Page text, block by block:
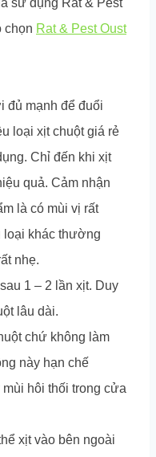
chọn Rat & Pest Oust
đủ mạnh để đuổi
loại xịt chuột giá rẻ
Chỉ đến khi xịt
quả. Cảm nhận
là có mùi vị rất
loại khác thường
nhẹ.
1 – 2 lần xịt. Duy
lâu dài.
chứ không làm
này hạn chế
hôi thối trong cửa
xịt vào bên ngoài